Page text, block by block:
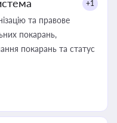
+1
та правове
покарань,
покарань та статус